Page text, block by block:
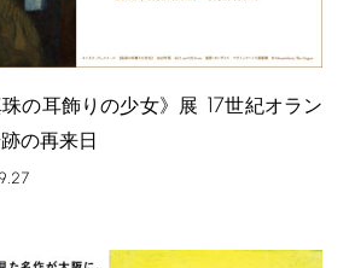
の耳飾りの少女》展 17世紀オラン
の再来日